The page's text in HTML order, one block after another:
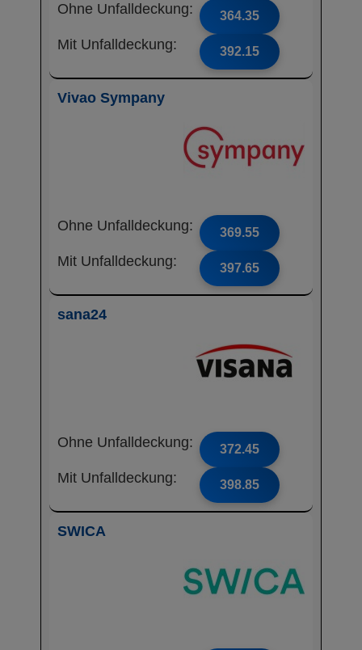
Ohne Unfalldeckung: 364.35
Mit Unfalldeckung: 392.15
Vivao Sympany
Ohne Unfalldeckung: 369.55
Mit Unfalldeckung: 397.65
sana24
Ohne Unfalldeckung: 372.45
Mit Unfalldeckung: 398.85
SWICA